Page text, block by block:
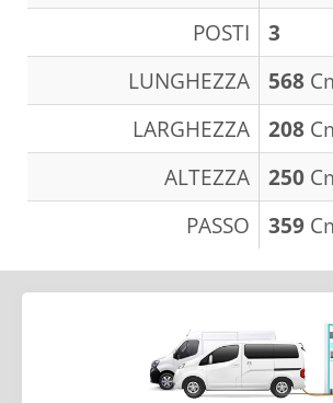
POSTI
3
LUNGHEZZA
568
LARGHEZZA
208
ALTEZZA
250
PASSO
359